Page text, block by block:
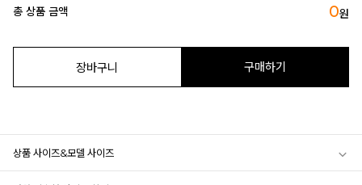
총 상품 금액 0원
장바구니 구매하기
상품 사이즈&모델 사이즈